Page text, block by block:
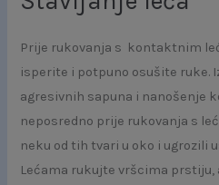
Prije rukovanja s kontaktnim
isperite i potpuno osušite ruke.
agresivnih sapuna i nanošenje
neposredno prije rukovanja s
neku od tih tvari u oko i ugrozili
Lećama rukujte vršcima prstiju,